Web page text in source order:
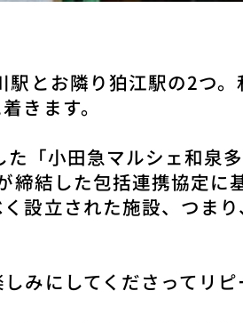
とお隣り狛江駅の2つ
きます。
「小田急マルシェ和泉
締結した包括連携協定に
設⽴された施設、つま
みにしてくださってリ